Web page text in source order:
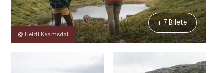
@ Heidi Kvamsdal
+ 7 Bilete